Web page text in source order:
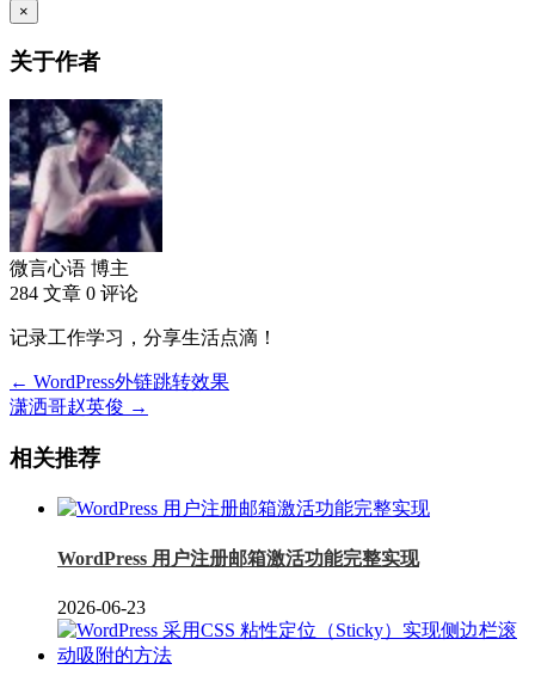
×
关于作者
微言心语 博主
284 文章 0 评论
记录工作学习，分享生活点滴！
← WordPress外链跳转效果
潇洒哥赵英俊 →
相关推荐
WordPress 用户注册邮箱激活功能完整实现
2026-06-23